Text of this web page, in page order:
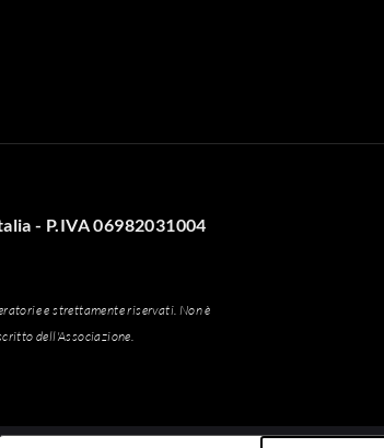
- P.IVA 06982031004
e strettamente riservati. Non è
dell'Associazione.